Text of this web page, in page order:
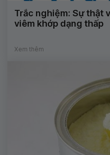
Trắc nghiệm: Sự thật
viêm khớp dạng thấp
Xem thêm